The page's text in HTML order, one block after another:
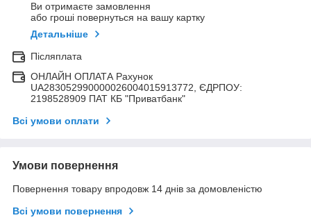
Ви отримаєте замовлення
або гроші повернуться на вашу картку
Детальніше
Післяплата
ОНЛАЙН ОПЛАТА Рахунок
UA283052990000026004015913772, ЄДРПОУ:
2198528909 ПАТ КБ "Приватбанк"
Всі умови оплати
Умови повернення
Повернення товару впродовж 14 днів за домовленістю
Всі умови повернення